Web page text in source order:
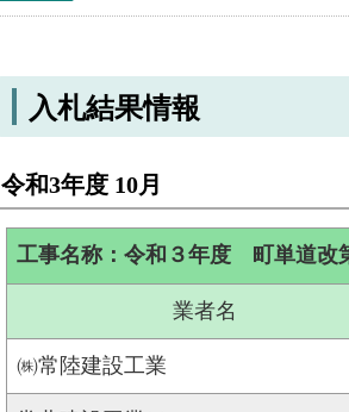
入札結果情報
令和3年度 10月
工事名称：令和３年度 町単道改
業者名
㈱常陸建設工業